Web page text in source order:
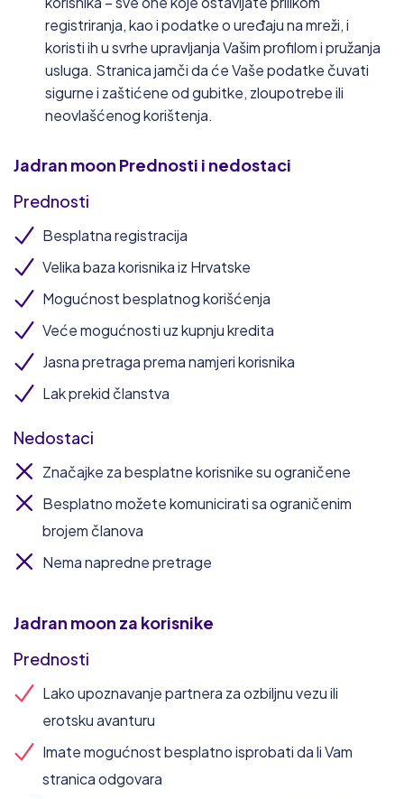
registriranja, kao i podatke o uređaju na mreži, i
koristi ih u svrhe upravljanja Vašim profilom i pružanja
usluga. Stranica jamči da će Vaše podatke čuvati
sigurne i zaštićene od gubitke, zloupotrebe ili
neovlašćenog korištenja.
Jadran moon Prednosti i nedostaci
Prednosti
Besplatna registracija
Velika baza korisnika iz Hrvatske
Mogućnost besplatnog korišćenja
Veće mogućnosti uz kupnju kredita
Jasna pretraga prema namjeri korisnika
Lak prekid članstva
Nedostaci
Značajke za besplatne korisnike su ograničene
Besplatno možete komunicirati sa ograničenim
brojem članova
Nema napredne pretrage
Jadran moon za korisnike
Prednosti
Lako upoznavanje partnera za ozbiljnu vezu ili
erotsku avanturu
Imate mogućnost besplatno isprobati da li Vam
stranica odgovara